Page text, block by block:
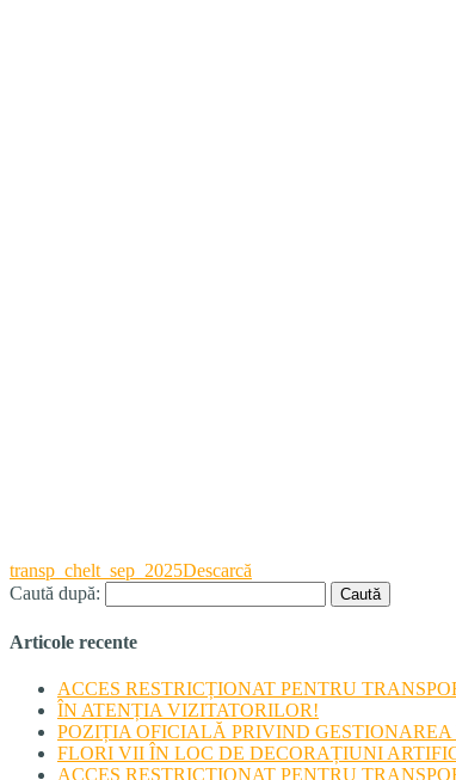
transp_chelt_sep_2025Descarcă
Caută după:
Articole recente
ACCES RESTRICȚIONAT PENTRU
ÎN ATENȚIA VIZITATORILOR!
POZIȚIA OFICIALĂ PRIVIND
FLORI VII ÎN LOC DE DECORAȚIUNI
ACCES RESTRICȚIONAT PENTRU